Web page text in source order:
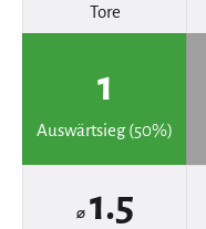
Tore
1
Auswärtsieg (50%)
⌀ 1.5